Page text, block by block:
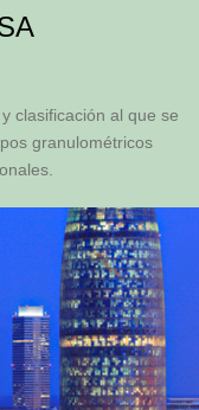
clasificación al que se
granulométricos